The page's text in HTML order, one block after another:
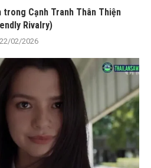
trong Cạnh Tranh Thân Thiện
Rivalry)
22/02/2026